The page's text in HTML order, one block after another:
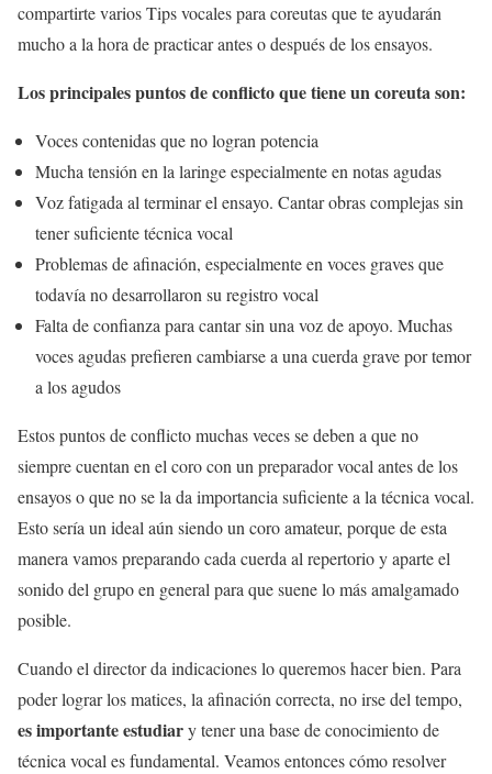
compartirte varios Tips vocales para coreutas que te ayudarán
mucho a la hora de practicar antes o después de los ensayos.
Los principales puntos de conflicto que tiene un coreuta son:
Voces contenidas que no logran potencia
Mucha tensión en la laringe especialmente en notas agudas
Voz fatigada al terminar el ensayo. Cantar obras complejas sin
tener suficiente técnica vocal
Problemas de afinación, especialmente en voces graves que
todavía no desarrollaron su registro vocal
Falta de confianza para cantar sin una voz de apoyo. Muchas
voces agudas prefieren cambiarse a una cuerda grave por temor
a los agudos
Estos puntos de conflicto muchas veces se deben a que no
siempre cuentan en el coro con un preparador vocal antes de los
ensayos o que no se la da importancia suficiente a la técnica vocal.
Esto sería un ideal aún siendo un coro amateur, porque de esta
manera vamos preparando cada cuerda al repertorio y aparte el
sonido del grupo en general para que suene lo más amalgamado
posible.
Cuando el director da indicaciones lo queremos hacer bien. Para
poder lograr los matices, la afinación correcta, no irse del tempo,
es importante estudiary tener una base de conocimiento de
técnica vocal es fundamental. Veamos entonces cómo resolver